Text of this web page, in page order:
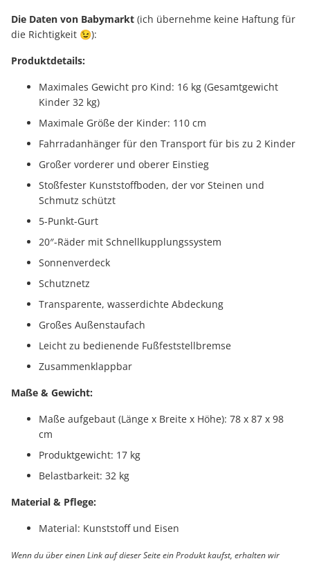
Die Daten von Babymarkt (ich übernehme keine Haftung für
die Richtigkeit 😉):
Produktdetails:
Maximales Gewicht pro Kind: 16 kg (Gesamtgewicht
Kinder 32 kg)
Maximale Größe der Kinder: 110 cm
Fahrradanhänger für den Transport für bis zu 2 Kinder
Großer vorderer und oberer Einstieg
Stoßfester Kunststoffboden, der vor Steinen und
Schmutz schützt
5-Punkt-Gurt
20″-Räder mit Schnellkupplungssystem
Sonnenverdeck
Schutznetz
Transparente, wasserdichte Abdeckung
Großes Außenstaufach
Leicht zu bedienende Fußfeststellbremse
Zusammenklappbar
Maße & Gewicht:
Maße aufgebaut (Länge x Breite x Höhe): 78 x 87 x 98
cm
Produktgewicht: 17 kg
Belastbarkeit: 32 kg
Material & Pflege:
Material: Kunststoff und Eisen
Wenn du über einen Link auf dieser Seite ein Produkt kaufst, erhalten wir